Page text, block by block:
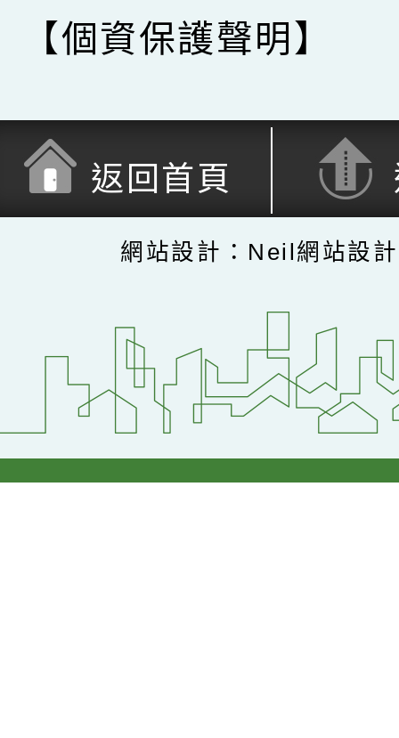
【個資保護聲明】
返回首頁
網站設計：Neil網站設